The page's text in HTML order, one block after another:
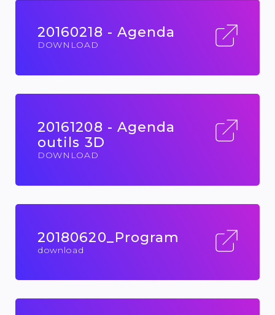
20160218 - Agenda
DOWNLOAD
20161208 - Agenda
outils 3D
DOWNLOAD
20180620_Program
download